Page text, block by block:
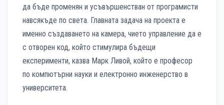
да бъде променян и усъвършенстван от програмисти
навсякъде по света. Главната задача на проекта е
именно създаването на камера, чието управление да е
с отворен код, който стимулира бъдещи
експерименти, казва Марк Ливой, който е професор
по компютърни науки и електронно инженерство в
университета.